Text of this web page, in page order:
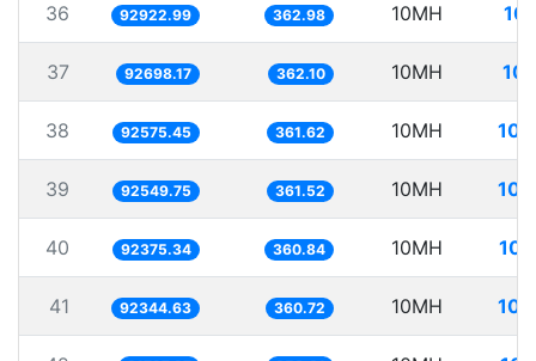
36 92922.99 362.98 10MH
37 92698.17 362.10 10MH
38 92575.45 361.62 10MH
39 92549.75 361.52 10MH
40 92375.34 360.84 10MH
41 92344.63 360.72 10MH